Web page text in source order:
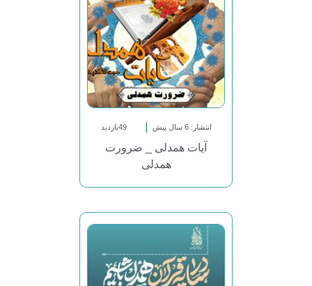
انتشار: 6 سال پیش 49بازدید
آیات همدلی _ ضرورت
همدلی